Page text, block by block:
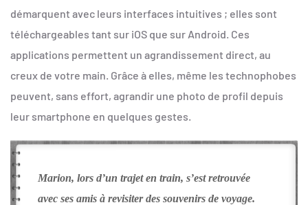
démarquent avec leurs interfaces intuitives ; elles sont
téléchargeables tant sur iOS que sur Android. Ces
applications permettent un agrandissement direct, au
creux de votre main. Grâce à elles, même les technophobes
peuvent, sans effort, agrandir une photo de profil depuis
leur smartphone en quelques gestes.
Marion, lors d’un trajet en train, s’est retrouvée
avec ses amis à revisiter des souvenirs de voyage.